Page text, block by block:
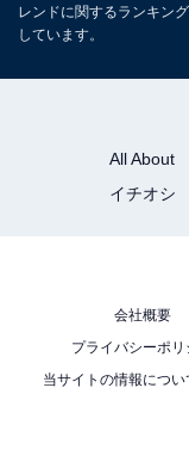
レンドに関するランキン
しています。
All About
イチオシ
会社概要
プライバシーポリ
当サイトの情報につい